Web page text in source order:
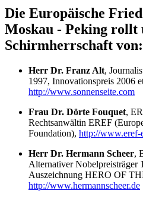
Die Europäische
Moskau - Peking rollt
Schirmherrschaft von:
Herr Dr. Franz Alt,
1997, Innovationspreis 2006
http://www.sonnenseite.com
Frau Dr. Dörte Fouquet,
Rechtsanwältin EREF
Foundation), http://www.eref-
Herr Dr. Hermann Scheer,
Alternativer Nobelpreisträger
Auszeichnung HERO OF
http://www.hermannscheer.de